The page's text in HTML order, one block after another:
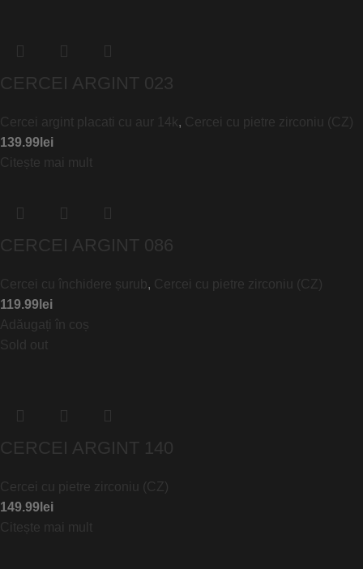
CERCEI ARGINT 023
Cercei argint placati cu aur 14k, Cercei cu pietre zirconiu (CZ)
139.99 lei
Citește mai mult
CERCEI ARGINT 086
Cercei cu închidere șurub, Cercei cu pietre zirconiu (CZ)
119.99 lei
Adăugați în coș
Sold out
CERCEI ARGINT 140
Cercei cu pietre zirconiu (CZ)
149.99 lei
Citește mai mult